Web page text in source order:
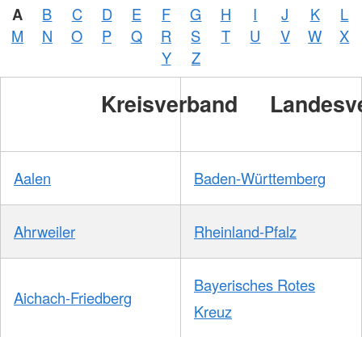
A B C D E F G H I J K
L
M
N O P Q R S T U V W
X
Y
Z
Kreisverband
Aalen Baden-Württemberg
Ahrweiler Rheinland-Pfalz
Aichach-Friedberg
Bayerisches Rotes
Kreuz